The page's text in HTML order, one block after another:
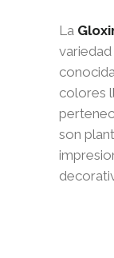
La
colores
son